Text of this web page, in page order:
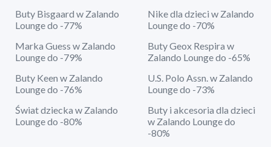
Buty Bisgaard w Zalando
Lounge do -77%
Nike dla dzieci w Zalando
Lounge do -70%
Marka Guess w Zalando
Lounge do -79%
Buty Geox Respira w
Zalando Lounge do -65%
Buty Keen w Zalando
Lounge do -76%
U.S. Polo Assn. w Zalando
Lounge do -73%
Świat dziecka w Zalando
Lounge do -80%
Buty i akcesoria dla dzieci
w Zalando Lounge do
-80%